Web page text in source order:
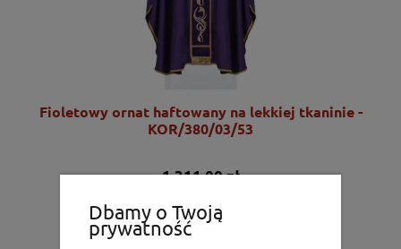
Fioletowy ornat haftowany na lekkiej tkaninie -
KOR/380/03/53
1 311,00 zł
DO KOSZYKA
Dbamy o Twoją
prywatność